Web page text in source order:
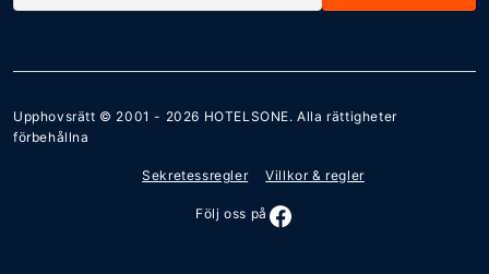
Upphovsrätt © 2001 - 2026 HOTELSONE. Alla rättigheter
förbehållna
Sekretessregler Villkor & regler
Följ oss på